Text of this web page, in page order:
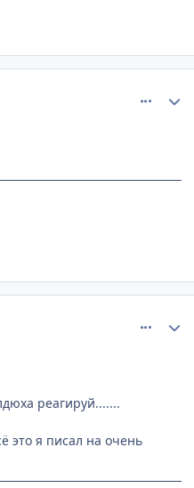
реагируй.......
это я писал на очень